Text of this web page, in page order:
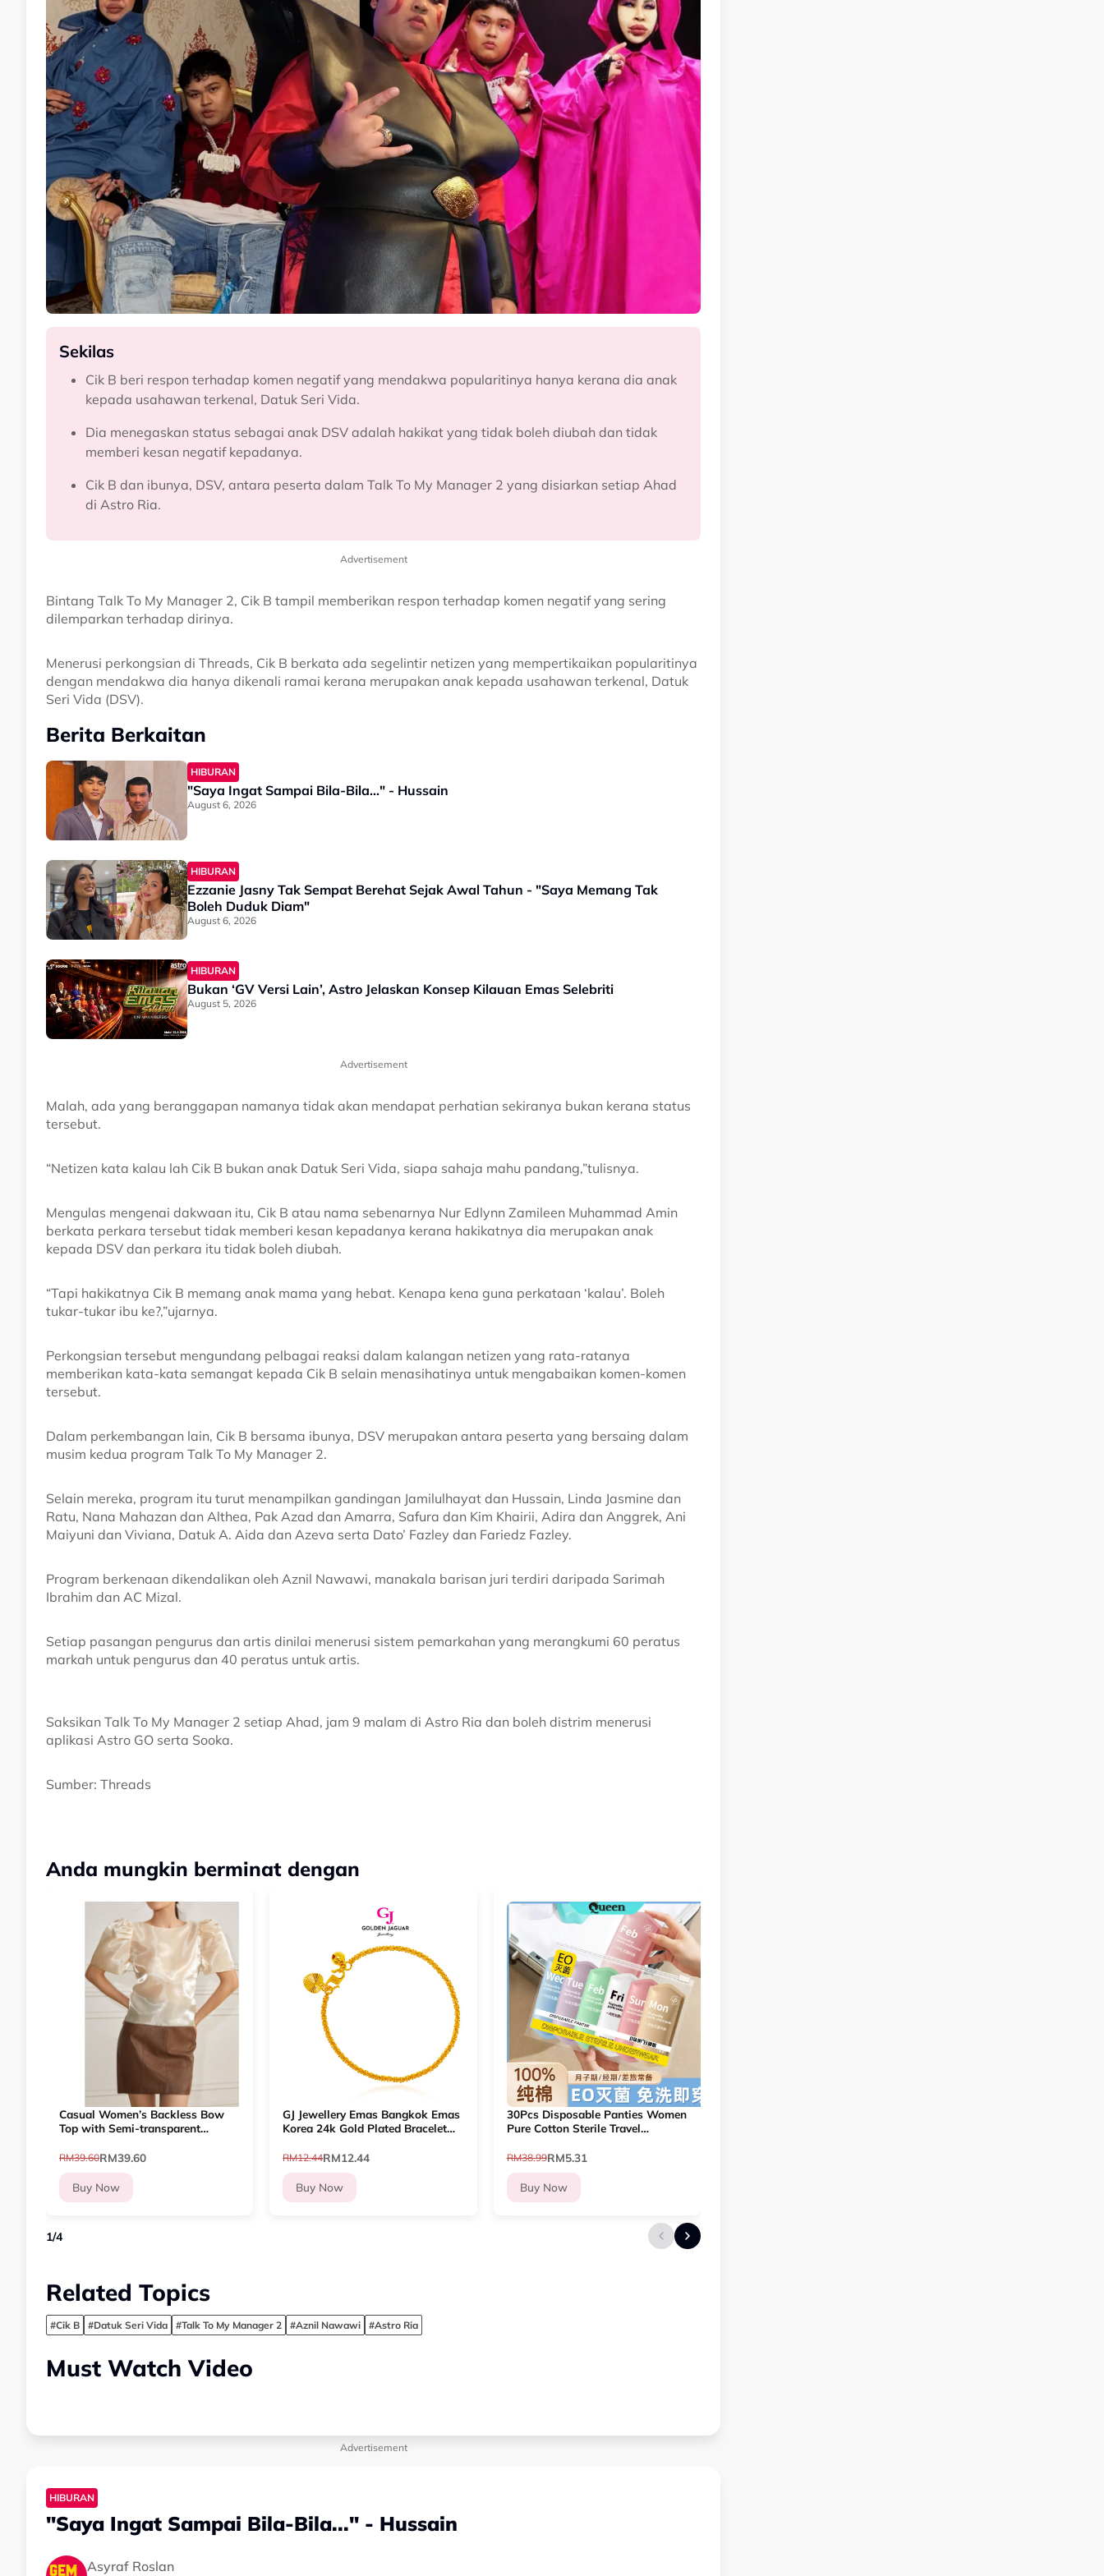
Sekilas
Cik B beri respon terhadap komen negatif yang mendakwa popularitinya hanya kerana dia anak
kepada usahawan terkenal, Datuk Seri Vida.
Dia menegaskan status sebagai anak DSV adalah hakikat yang tidak boleh diubah dan tidak
memberi kesan negatif kepadanya.
Cik B dan ibunya, DSV, antara peserta dalam Talk To My Manager 2 yang disiarkan setiap Ahad
di Astro Ria.
Advertisement
Bintang Talk To My Manager 2, Cik B tampil memberikan respon terhadap komen negatif yang sering
dilemparkan terhadap dirinya.
Menerusi perkongsian di Threads, Cik B berkata ada segelintir netizen yang mempertikaikan popularitinya
dengan mendakwa dia hanya dikenali ramai kerana merupakan anak kepada usahawan terkenal, Datuk
Seri Vida (DSV).
Berita Berkaitan
HIBURAN
"Saya Ingat Sampai Bila-Bila..." - Hussain
August 6, 2026
HIBURAN
Ezzanie Jasny Tak Sempat Berehat Sejak Awal Tahun - "Saya Memang Tak
Boleh Duduk Diam"
August 6, 2026
HIBURAN
Bukan ‘GV Versi Lain’, Astro Jelaskan Konsep Kilauan Emas Selebriti
August 5, 2026
Advertisement
Malah, ada yang beranggapan namanya tidak akan mendapat perhatian sekiranya bukan kerana status
tersebut.
“Netizen kata kalau lah Cik B bukan anak Datuk Seri Vida, siapa sahaja mahu pandang,”tulisnya.
Mengulas mengenai dakwaan itu, Cik B atau nama sebenarnya Nur Edlynn Zamileen Muhammad Amin
berkata perkara tersebut tidak memberi kesan kepadanya kerana hakikatnya dia merupakan anak
kepada DSV dan perkara itu tidak boleh diubah.
“Tapi hakikatnya Cik B memang anak mama yang hebat. Kenapa kena guna perkataan ‘kalau’. Boleh
tukar-tukar ibu ke?,”ujarnya.
Perkongsian tersebut mengundang pelbagai reaksi dalam kalangan netizen yang rata-ratanya
memberikan kata-kata semangat kepada Cik B selain menasihatinya untuk mengabaikan komen-komen
tersebut.
Dalam perkembangan lain, Cik B bersama ibunya, DSV merupakan antara peserta yang bersaing dalam
musim kedua program Talk To My Manager 2.
Selain mereka, program itu turut menampilkan gandingan Jamilulhayat dan Hussain, Linda Jasmine dan
Ratu, Nana Mahazan dan Althea, Pak Azad dan Amarra, Safura dan Kim Khairii, Adira dan Anggrek, Ani
Maiyuni dan Viviana, Datuk A. Aida dan Azeva serta Dato’ Fazley dan Fariedz Fazley.
Program berkenaan dikendalikan oleh Aznil Nawawi, manakala barisan juri terdiri daripada Sarimah
Ibrahim dan AC Mizal.
Setiap pasangan pengurus dan artis dinilai menerusi sistem pemarkahan yang merangkumi 60 peratus
markah untuk pengurus dan 40 peratus untuk artis.
Saksikan Talk To My Manager 2 setiap Ahad, jam 9 malam di Astro Ria dan boleh distrim menerusi
aplikasi Astro GO serta Sooka.
Sumber: Threads
Anda mungkin berminat dengan
Casual Women’s Backless Bow
Top with Semi-transparent
RM39.60RM39.60
Buy Now
GJ Jewellery Emas Bangkok Emas
Korea 24k Gold Plated Bracelet
RM12.44RM12.44
Buy Now
30Pcs Disposable Panties Women
Pure Cotton Sterile Travel
Seluar Dalam Pakai Buang
Wanita 一次性內褲
RM38.99RM5.31
Buy Now
1/4
Related Topics
#Cik B #Datuk Seri Vida #Talk To My Manager 2 #Aznil Nawawi #Astro Ria
Must Watch Video
Advertisement
HIBURAN
"Saya Ingat Sampai Bila-Bila..." - Hussain
Asyraf Roslan